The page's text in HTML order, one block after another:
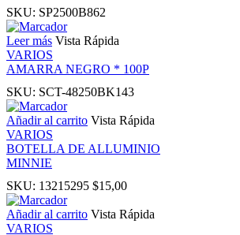
panel
panel
panel
panel
panel
SKU: SP2500B862
Leer más Vista Rápida
VARIOS
AMARRA NEGRO * 100P
SKU: SCT-48250BK143
Añadir al carrito Vista Rápida
VARIOS
BOTELLA DE ALLUMINIO
MINNIE
SKU: 13215295 $15,00
Añadir al carrito Vista Rápida
VARIOS